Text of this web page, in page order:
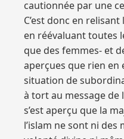
cautionnée par une
C’est donc en
en réévaluant toutes
que des femmes- et
aperçues que rien
situation de
à tort au message de
s’est aperçu que la
l’islam ne sont ni